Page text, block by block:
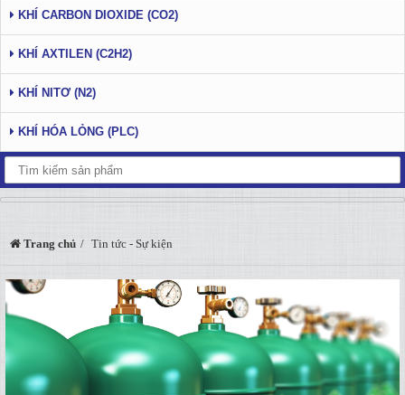
KHÍ CARBON DIOXIDE (CO2)
KHÍ AXTILEN (C2H2)
KHÍ NITƠ (N2)
KHÍ HÓA LỎNG (PLC)
Trang chủ Tin tức - Sự kiện